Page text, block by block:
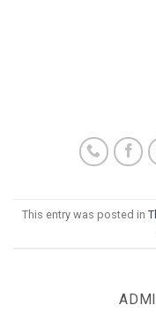
This entry was posted in